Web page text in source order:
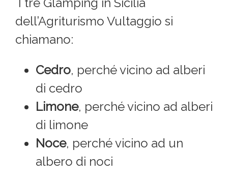
dell’Agriturismo Vultaggio si
chiamano:
Cedro, perché vicino ad alberi
di cedro
Limone, perché vicino ad alberi
di limone
Noce, perché vicino ad un
albero di noci